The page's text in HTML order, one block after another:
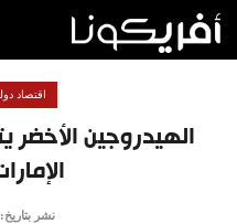
الهيدروجين
اقتصاد
نشر بتاريخ: